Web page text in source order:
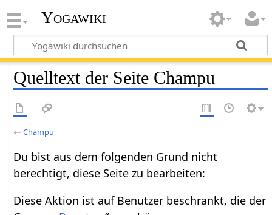
Yogawiki
Quelltext der Seite Champu
←Champu
Du bist aus dem folgenden Grund nicht
berechtigt, diese Seite zu bearbeiten:
Diese Aktion ist auf Benutzer beschränkt, die der